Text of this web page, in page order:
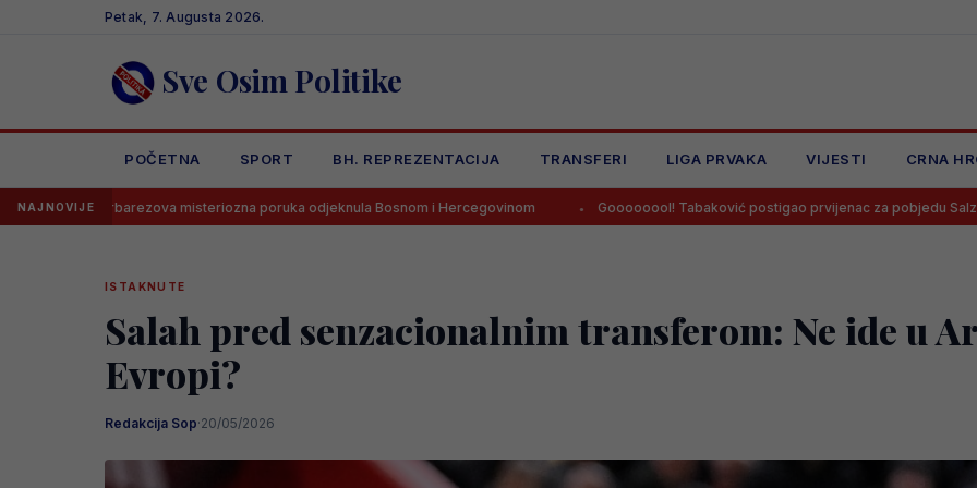
Petak, 7. Augusta 2026.
Sve Osim Politike
POČETNA SPORT BH. REPREZENTACIJA TRANSFERI LIGA PRVAKA VIJESTI CRNA
NAJNOVIJE
misteriozna poruka odjeknula Bosnom i Hercegovinom Goooooool! Tabaković postigao prvijenac za pobjedu Salzburga!
ISTAKNUTE
Salah pred senzacionalnim transferom: Ne ide u
Evropi?
Redakcija Sop·20/05/2026